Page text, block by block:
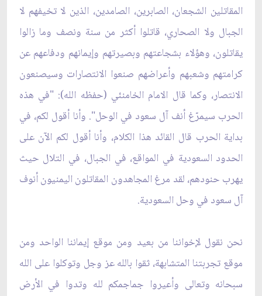
المقاتلين الشجعان، الصابرين، الصامدين، الذين لا تخيفهم لا
الجبال ولا الصحاري، قاتلوا أكثر من سنة ونصف وما زالوا
يقاتلون، وهؤلاء بشجاعتهم وبصيرتهم وإيمانهم ودفاعهم عن
كرامتهم وشعبهم وأعراضهم صنعوا الانتصارات وسيصنعون
الانتصار، وكما قال الامام الخامنئي (حفظه الله): "في هذه
الحرب سيمرّغ أنف آل سعود في الوحل". وأنا أقول لكم، في
بداية الحرب قال القائد هذا الكلام، وأنا أقول لكم الآن على
الحدود السعودية في المواقع، في الجبال، في التلال حيث
يهرب حنودهم، لقد مرغ المجاهدون المقاتلون اليمنيون أنوف
آل سعود في وحل السعودية.
نحن نقول لإخواننا من بعيد ومن موقع إيماننا الواحد ومن
موقع تجربتنا المتشابهة، ثقوا بالله عز وجل وتوكلوا على الله
سبحانه وتعالى وأعيروا جماجمكم لله وتدوا في الأرض